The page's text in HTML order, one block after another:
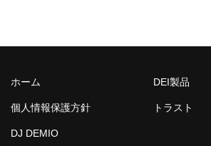
ホーム DEI製品
個人情報保護方針 トラスト
DJ DEMIO